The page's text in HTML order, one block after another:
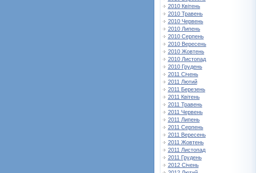
2010 Квітень
2010 Травень
2010 Червень
2010 Липень
2010 Серпень
2010 Вересень
2010 Жовтень
2010 Листопад
2010 Грудень
2011 Січень
2011 Лютий
2011 Березень
2011 Квітень
2011 Травень
2011 Червень
2011 Липень
2011 Серпень
2011 Вересень
2011 Жовтень
2011 Листопад
2011 Грудень
2012 Січень